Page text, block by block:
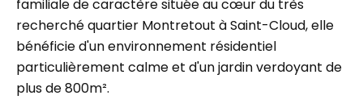
familiale de caractère située au cœur du très
recherché quartier Montretout à Saint-Cloud, elle
bénéficie d'un environnement résidentiel
particulièrement calme et d'un jardin verdoyant de
plus de 800m².